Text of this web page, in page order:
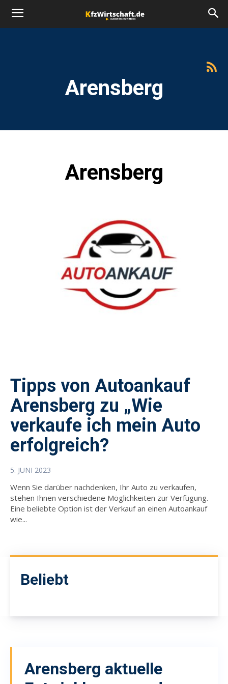
Arensberg
Arensberg
Tipps von Autoankauf
Arensberg zu „Wie
verkaufe ich mein Auto
erfolgreich?
5. JUNI 2023
Wenn Sie darüber nachdenken, Ihr Auto zu verkaufen,
stehen Ihnen verschiedene Möglichkeiten zur Verfügung.
Eine beliebte Option ist der Verkauf an einen Autoankauf
wie...
Beliebt
Arensberg aktuelle